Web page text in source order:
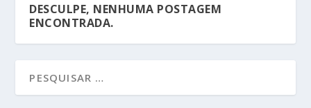
DESCULPE, NENHUMA POSTAGEM
ENCONTRADA.